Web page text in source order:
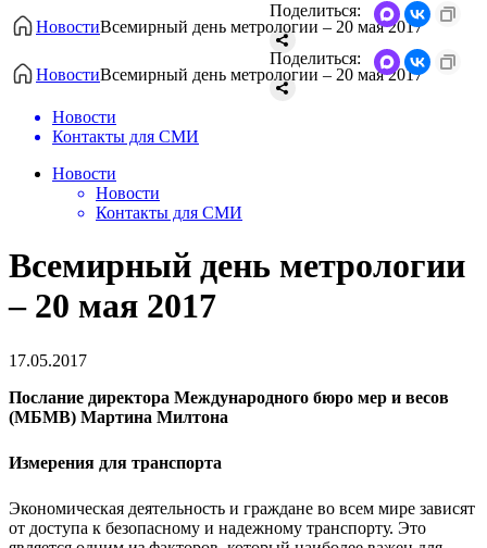
НовостиВсемирный день метрологии – 20 мая 2017
Поделиться:
НовостиВсемирный день метрологии – 20 мая 2017
Поделиться:
Новости
Контакты для СМИ
Новости
Новости
Контакты для СМИ
Всемирный день метрологии
– 20 мая 2017
17.05.2017
Послание директора Международного бюро мер и весов
(МБМВ) Мартина Милтона
Измерения для транспорта
Экономическая деятельность и граждане во всем мире зависят
от доступа к безопасному и надежному транспорту. Это